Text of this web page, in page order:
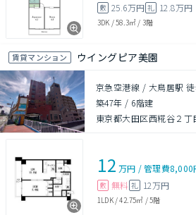
敷 25.6万円 礼 12.8万円
3DK /58.3㎡ / 3階
賃貸マンション ウイングピア美園
京急空港線 / 大鳥居駅
築47年 / 6階建
東京都大田区西糀谷２丁
12 万円 /管理費8,000
敷 無料 礼 12万円
1LDK/42.75㎡ /5階